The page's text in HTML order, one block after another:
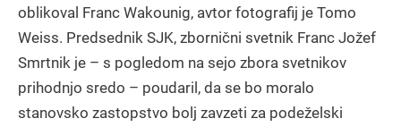
oblikoval Franc Wakounig, avtor fotografij je Tomo
Weiss. Predsednik SJK, zbornični svetnik Franc Jožef
Smrtnik je – s pogledom na sejo zbora svetnikov
prihodnjo sredo – poudaril, da se bo moralo
stanovsko zastopstvo bolj zavzeti za podeželski